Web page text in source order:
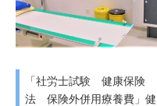
「社労士試験 健康保険
法 保険外併用療養費」健